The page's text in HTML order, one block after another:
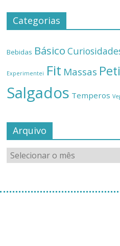
Categorias
Bebidas Básico
Experimentei Fit Massas
Salgados Temperos
Arquivo